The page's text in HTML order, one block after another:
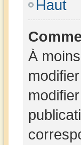
Haut
À